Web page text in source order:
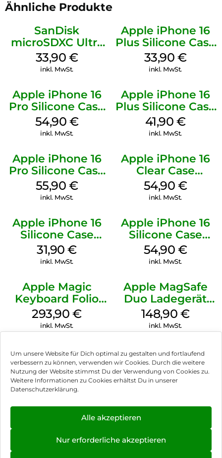
Um unsere Website für Dich optimal zu gestalten und fortlaufend
verbessern zu können, verwenden wir Cookies. Durch die weitere
Nutzung der Website stimmst Du der Verwendung von Cookies zu.
Weitere Informationen zu Cookies erhältst Du in unserer
Datenschutzerklärung.
Alle akzeptieren
Nur erforderliche akzeptieren
Ähnliche Produkte
SanDisk
microSDXC Ultra
128 GB + Adapter
Mobile
33,90 €
inkl. MwSt.
Apple iPhone 16
Plus Silicone Case
MagSafe Lake
Green
33,90 €
inkl. MwSt.
Apple iPhone 16
Pro Silicone Case
MagSafe Black
54,90 €
inkl. MwSt.
Apple iPhone 16
Plus Silicone Case
MagSafe Stone
Gray
41,90 €
inkl. MwSt.
Apple iPhone 16
Pro Silicone Case
MagSafe Stone
Gray
55,90 €
inkl. MwSt.
Apple iPhone 16
Clear Case
MagSafe
Transparent
54,90 €
inkl. MwSt.
Apple iPhone 16
Silicone Case
MagSafe Fuchsia
31,90€
inkl. MwSt.
Apple iPhone 16
Silicone Case
MagSafe Black
54,90 €
inkl. MwSt.
Apple Magic
Keyboard Folio
iPad 10.9″ (10.Gen.)
Weiß
293,90€
inkl. MwSt.
Apple MagSafe
Duo Ladegerät
Weiß
148,90 €
inkl. MwSt.
Impressum
Hinweis zur Batterieentsorgung